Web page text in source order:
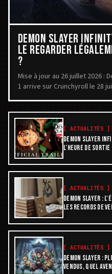
DEMON SLAYER
LE REGARDER
?
Mise à jour au 26 juillet 2026 :
1 arrive sur Crunchyroll le 28
[ ACTUALITÉS ]
DEMON SLAYER
L’HEURE DE
[ ACTUALITÉS ]
DEMON SLAYER :
LES RECORDS DE
[ ACTUALITÉS ]
DEMON SLAYER :
VENDUS, QUEL